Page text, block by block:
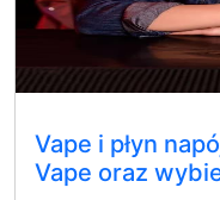
Vape i płyn
Vape oraz